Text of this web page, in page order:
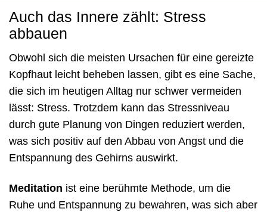
Auch das Innere zählt: Stress
abbauen
Obwohl sich die meisten Ursachen für eine gereizte
Kopfhaut leicht beheben lassen, gibt es eine Sache,
die sich im heutigen Alltag nur schwer vermeiden
lässt: Stress. Trotzdem kann das Stressniveau
durch gute Planung von Dingen reduziert werden,
was sich positiv auf den Abbau von Angst und die
Entspannung des Gehirns auswirkt.
Meditation ist eine berühmte Methode, um die
Ruhe und Entspannung zu bewahren, was sich aber